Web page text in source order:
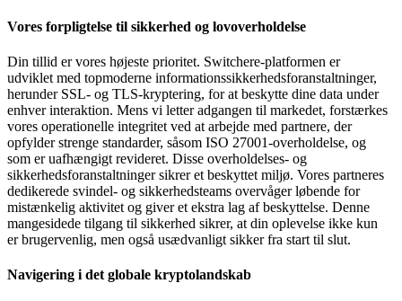
Vores forpligtelse til sikkerhed og lovoverholdelse
Din tillid er vores højeste prioritet. Switchere-platformen er
udviklet med topmoderne informationssikkerhedsforanstaltninger,
herunder SSL- og TLS-kryptering, for at beskytte dine data under
enhver interaktion. Mens vi letter adgangen til markedet, forstærkes
vores operationelle integritet ved at arbejde med partnere, der
opfylder strenge standarder, såsom ISO 27001-overholdelse, og
som er uafhængigt revideret. Disse overholdelses- og
sikkerhedsforanstaltninger sikrer et beskyttet miljø. Vores partneres
dedikerede svindel- og sikkerhedsteams overvåger løbende for
mistænkelig aktivitet og giver et ekstra lag af beskyttelse. Denne
mangesidede tilgang til sikkerhed sikrer, at din oplevelse ikke kun
er brugervenlig, men også usædvanligt sikker fra start til slut.
Navigering i det globale kryptolandskab